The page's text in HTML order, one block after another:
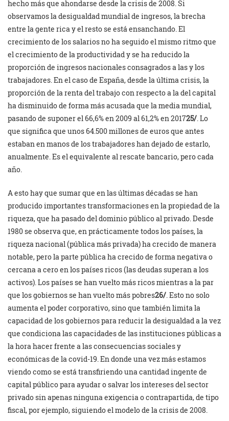
hecho más que ahondarse desde la crisis de 2008. Si
observamos la desigualdad mundial de ingresos, la brecha
entre la gente rica y el resto se está ensanchando. El
crecimiento de los salarios no ha seguido el mismo ritmo que
el crecimiento de la productividad y se ha reducido la
proporción de ingresos nacionales consagrados a las y los
trabajadores. En el caso de España, desde la última crisis, la
proporción de la renta del trabajo con respecto a la del capital
ha disminuido de forma más acusada que la media mundial,
pasando de suponer el 66,6% en 2009 al 61,2% en 201725/ . Lo
que significa que unos 64.500 millones de euros que antes
estaban en manos de los trabajadores han dejado de estarlo,
anualmente. Es el equivalente al rescate bancario, pero cada
año.
A esto hay que sumar que en las últimas décadas se han
producido importantes transformaciones en la propiedad de la
riqueza, que ha pasado del dominio público al privado. Desde
1980 se observa que, en prácticamente todos los países, la
riqueza nacional (pública más privada) ha crecido de manera
notable, pero la parte pública ha crecido de forma negativa o
cercana a cero en los países ricos (las deudas superan a los
activos). Los países se han vuelto más ricos mientras a la par
que los gobiernos se han vuelto más pobres26/ . Esto no solo
aumenta el poder corporativo, sino que también limita la
capacidad de los gobiernos para reducir la desigualdad a la vez
que condiciona las capacidades de las instituciones públicas a
la hora hacer frente a las consecuencias sociales y
económicas de la covid-19. En donde una vez más estamos
viendo como se está transfiriendo una cantidad ingente de
capital público para ayudar o salvar los intereses del sector
privado sin apenas ninguna exigencia o contrapartida, de tipo
fiscal, por ejemplo, siguiendo el modelo de la crisis de 2008.